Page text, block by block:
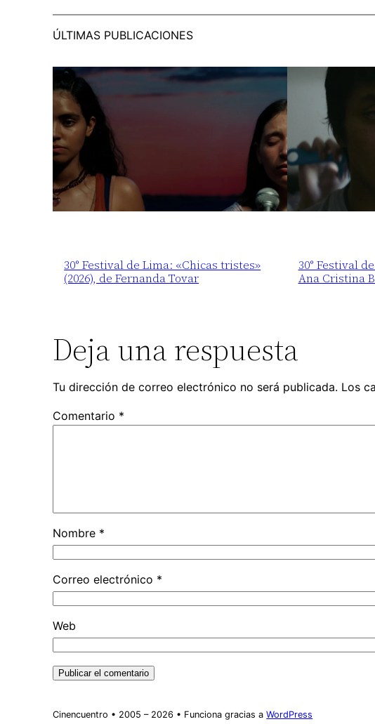
ÚLTIMAS PUBLICACIONES
30° Festival de Lima: «Chicas tristes»
(2026), de Fernanda Tovar
30° Festival
Ana Cristina
Deja una respuesta
Tu dirección de correo electrónico no será publicada. Los
Comentario *
Nombre *
Correo electrónico *
Web
Cinencuentro • 2005 – 2026 • Funciona gracias aWordPress